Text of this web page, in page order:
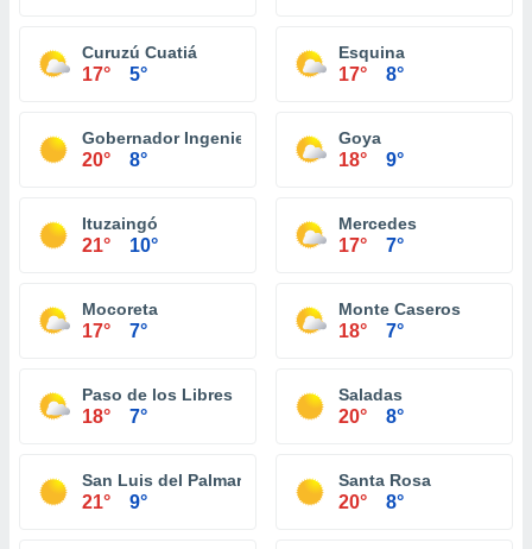
Curuzú Cuatiá
17° 5°
Esquina
17° 8°
Gobernador Ingeniero Valentin Virasoro
20° 8°
Goya
18° 9°
Ituzaingó
21° 10°
Mercedes
17° 7°
Mocoreta
17° 7°
Monte Caseros
18° 7°
Paso de los Libres
18° 7°
Saladas
20° 8°
San Luis del Palmar
21° 9°
Santa Rosa
20° 8°